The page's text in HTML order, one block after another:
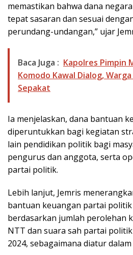
memastikan bahwa dana
tepat sasaran dan sesuai
perundang-undangan,” ujar
Baca Juga : Kapolres Pimpin
Komodo Kawal Dialog,
Sepakat
Ia menjelaskan, dana bantuan
diperuntukkan bagi kegiatan
lain pendidikan politik bagi
pengurus dan anggota, serta
partai politik.
Lebih lanjut, Jemris
bantuan keuangan partai
berdasarkan jumlah perolehan
NTT dan suara sah partai
2024, sebagaimana diatur